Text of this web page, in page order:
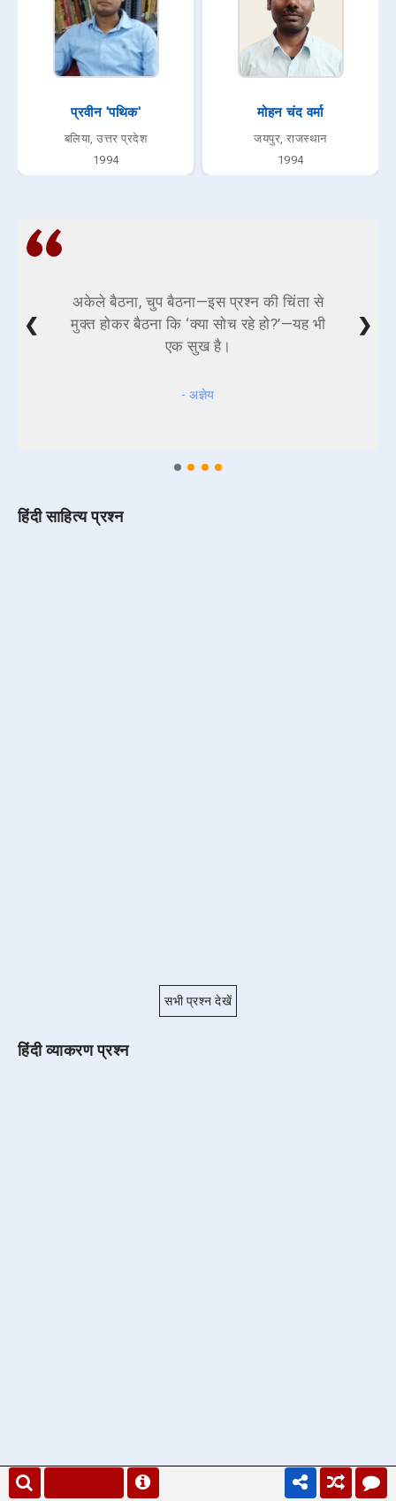
प्रवीन 'पथिक'
बलिया, उत्तर प्रदेश
1994
मोहन चंद वर्मा
जयपुर, राजस्थान
1994
अकेले बैठना, चुप बैठना—इस प्रश्न की चिंता से
मुक्त होकर बैठना कि ‘क्या सोच रहे हो?’—यह भी
एक सुख है।
- अज्ञेय
❮ ❯
हिंदी साहित्य प्रश्न
सभी प्रश्न देखें
हिंदी व्याकरण प्रश्न